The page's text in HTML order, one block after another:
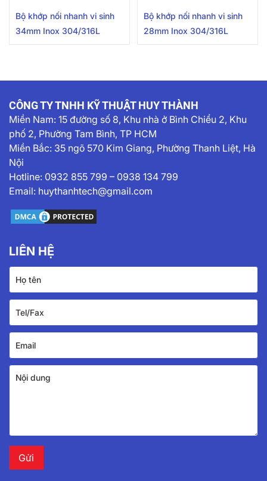
Bộ khớp nối nhanh vi sinh
34mm Inox 304/316L
Bộ khớp nối nhanh vi sinh
28mm Inox 304/316L
CÔNG TY TNHH KỸ THUẬT HUY THÀNH
Miền Nam: 15 đường số 8, Khu nhà ở Bình Chiểu 2, Khu
phố 2, Phường Tam Bình, TP HCM
Miền Bắc: 35 ngõ 570 Kim Giang, Phường Thanh Liệt, Hà
Nội
Hotline: 0932 855 799 – 0938 134 799
Email: huythanhtech@gmail.com
LIÊN HỆ